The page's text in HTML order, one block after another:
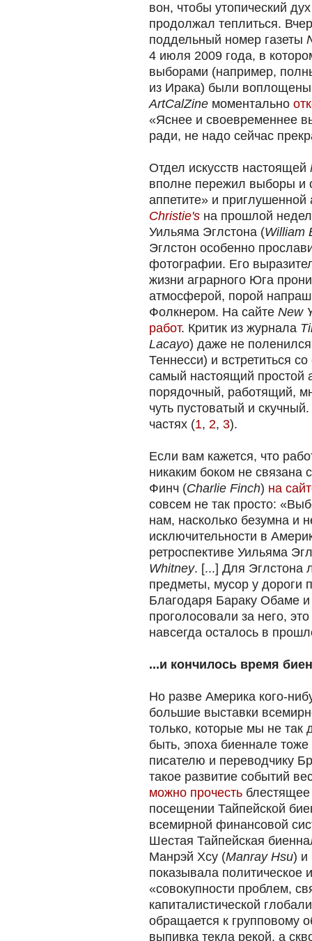
вон, чтобы утопический
продолжал теплиться.
поддельный номер газеты
4 июля 2009 года, в
выборами (например,
из Ирака) были
ArtCalZine моментально
«Яснее и своевременнее
ради, не надо сейчас
Отдел искусств настоящей
вполне пережил выборы и
аппетите» и
Christie's на прошлой
Уильяма Эглстона (William
Эглстон особенно
фотографии. Его
жизни аграрного Юга
атмосферой, порой
Фолкнером. На сайте New
работ. Критик из журнала
Lacayo) даже не
Теннесси) и встретиться
самый настоящий простой
порядочный, работящий,
чуть пустоватый и
частях (1, 2, 3).
Если вам кажется, что
никаким боком не
Финч (Charlie Finch) на
совсем не так просто:
нам, насколько безумна и
исключительности в
ретроспективе Уильяма
Whitney. [...] Для
предметы, мусор у дороги
Благодаря Бараку Обаме
проголосовали за него,
навсегда осталось в
...и кончилось время
Но разве Америка кого-
большие выставки
только, которые мы не так
быть, эпоха биеннале
писателю и переводчику
такое развитие событий
можно прочесть
посещении Тайпейской
всемирной финансовой
Шестая Тайпейская
Манрэй Хсу (Manray Hsu) и
показывала политическое
«совокупности проблем,
капиталистической
обращается к групповому
выпивка текла рекой, а